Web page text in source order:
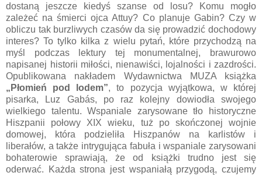
dostaną jeszcze kiedyś szanse od losu? Komu mogło
zależeć na śmierci ojca Attuy? Co planuje Gabin? Czy w
obliczu tak burzliwych czasów da się prowadzić dochodowy
interes? To tylko kilka z wielu pytań, które przychodzą na
myśl podczas lektury tej monumentalnej, brawurowo
napisanej historii miłości, nienawiści, lojalności i zazdrości.
Opublikowana nakładem Wydawnictwa MUZA książka
„Płomień pod lodem”, to pozycja wyjątkowa, w której
pisarka, Luz Gabás, po raz kolejny dowiodła swojego
wielkiego talentu. Wspaniale zarysowane tło historyczne
Hiszpanii połowy XIX wieku, tuż po skończonej wojnie
domowej, która podzieliła Hiszpanów na karlistów i
liberałów, a także intrygująca fabuła i wspaniale zarysowani
bohaterowie sprawiają, że od książki trudno jest się
oderwać. Każda strona jest wspaniałą przygodą, czujemy